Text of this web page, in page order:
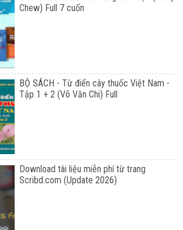
Chew) Full 7 cuốn
BỘ SÁCH - Từ điển cây thuốc Việt Nam -
Tập 1 + 2 (Võ Văn Chi) Full
Download tài liệu miễn phí từ trang
Scribd.com (Update 2026)